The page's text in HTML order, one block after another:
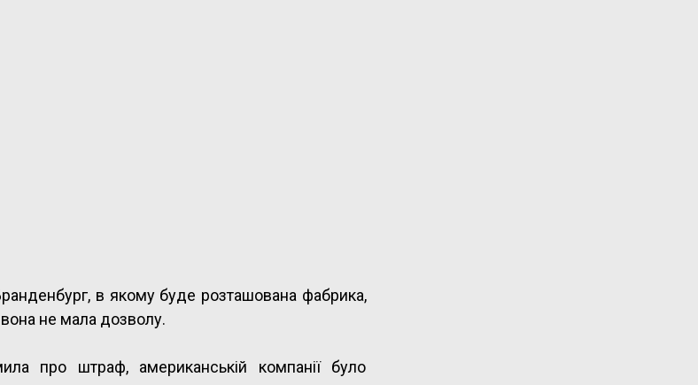
в якому буде розташована фабрика,
не мала дозволу.
про штраф, американській компанії було